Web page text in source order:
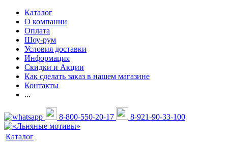
Каталог
О компании
Оплата
Шоу-рум
Условия доставки
Информация
Скидки и Акции
Как сделать заказ в нашем магазине
Контакты
...
8-800-550-20-17 8-921-90-33-100
Каталог